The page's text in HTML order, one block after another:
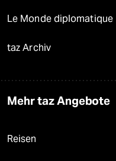
Le Monde diplomatique
taz Archiv
Mehr taz Angebote
Reisen